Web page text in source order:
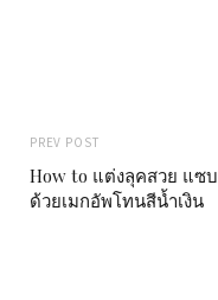
PREV POST
How to แต่งลุคสวย แซบ
ด้วยเมกอัพโทนสีน้ำเงิน